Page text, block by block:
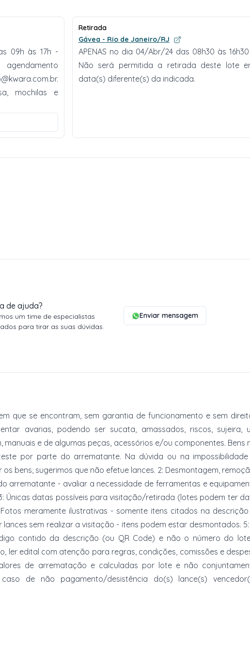
09h às 17h -
.
mochilas e
Retirada
Gávea - Rio de Janeiro/RJ
APENAS no dia 04/Abr/24 das 08h30 às
Não será permitida a retirada deste lote
data(s) diferente(s) da indicada.
de ajuda?
um time de especialistas
para tirar as suas dúvidas.
Enviar mensagem
que se encontram, sem garantia de funcionamento e sem
avarias, podendo ser sucata, amassados, riscos, sujeira,
manuais e de algumas peças, acessórios e/ou componentes. Bens
por parte do arrematante. Na dúvida ou na
bens, sugerimos que não efetue lances. 2: Desmontagem,
arrematante - avaliar a necessidade de ferramentas e
Únicas datas possíveis para visitação/retirada (lotes podem ter
meramente ilustrativas - somente itens citados na
sem realizar a visitação - itens podem estar desmontados. 5:
contido da descrição (ou QR Code) e não o número do
ler edital com atenção para regras, condições, comissões e
de arrematação e calculadas por lote e não
de não pagamento/desistência do(s) lance(s)